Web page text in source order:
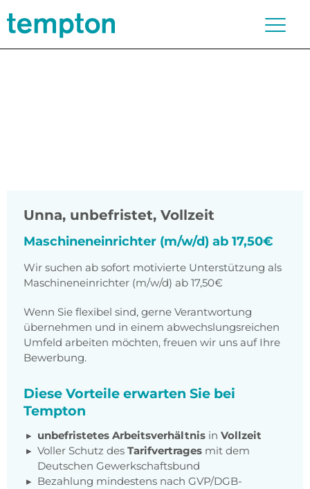
Unna, unbefristet, Vollzeit
Maschineneinrichter (m/w/d) ab 17,50€
Wir suchen ab sofort motivierte Unterstützung als
Maschineneinrichter (m/w/d) ab 17,50€
Wenn Sie flexibel sind, gerne Verantwortung
übernehmen und in einem abwechslungsreichen
Umfeld arbeiten möchten, freuen wir uns auf Ihre
Bewerbung.
Diese Vorteile erwarten Sie bei
Tempton
unbefristetes Arbeitsverhältnis in Vollzeit
Voller Schutz des Tarifvertrages mit dem
Deutschen Gewerkschaftsbund
Bezahlung mindestens nach GVP/DGB-